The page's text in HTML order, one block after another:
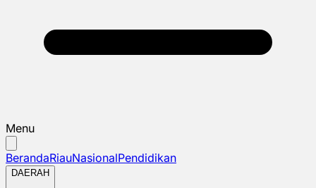
Menu
BerandaRiauNasionalPendidikan
DAERAH